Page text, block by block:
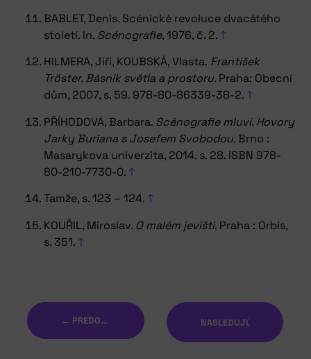
BABLET, Denis. Scénické revoluce dvacátého
století. In. Scénografie, 1976, č. 2. ↑
HILMERA, Jiří, KOUBSKÁ, Vlasta. František
Tröster. Básník světla a prostoru. Praha: Obecní
dům, 2007, s. 59. 978-80-86339-38-2. ↑
PŘÍHODOVÁ, Barbara. Scénografie mluví. Hovory
Jarky Buriana s Josefem Svobodou. Brno :
Masarykova univerzita, 2014. s. 28. ISBN 978-
80-210-7730-0. ↑
Tamže, s. 123 – 124. ↑
KOUŘIL, Miroslav. O malém jevišti. Praha : Orbis,
s. 351. ↑
← PREDOŠLÝ NASLEDUJÚCI →